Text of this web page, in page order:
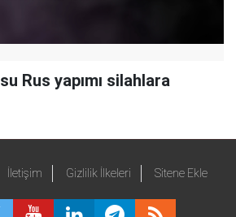
Rus yapımı silahlara
İletişim Gizlilik İlkeleri Sitene Ekle